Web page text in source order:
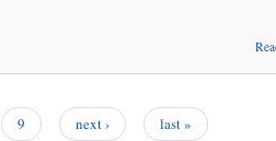
9 next › last »